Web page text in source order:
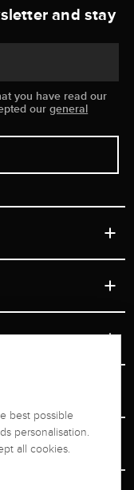
and stay
you have read our
ourgeneral
best possible
personalisation.
all cookies.